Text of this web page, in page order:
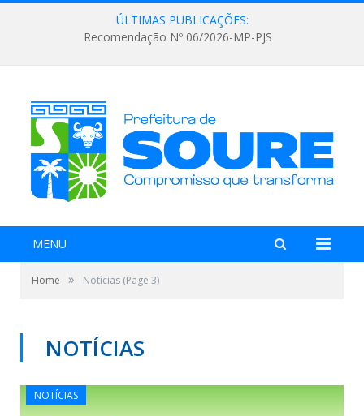
ÚLTIMAS PUBLICAÇÕES:
Recomendação Nº 06/2026-MP-PJS
MENU
Home » Notícias (Page 3)
NOTÍCIAS
NOTÍCIAS